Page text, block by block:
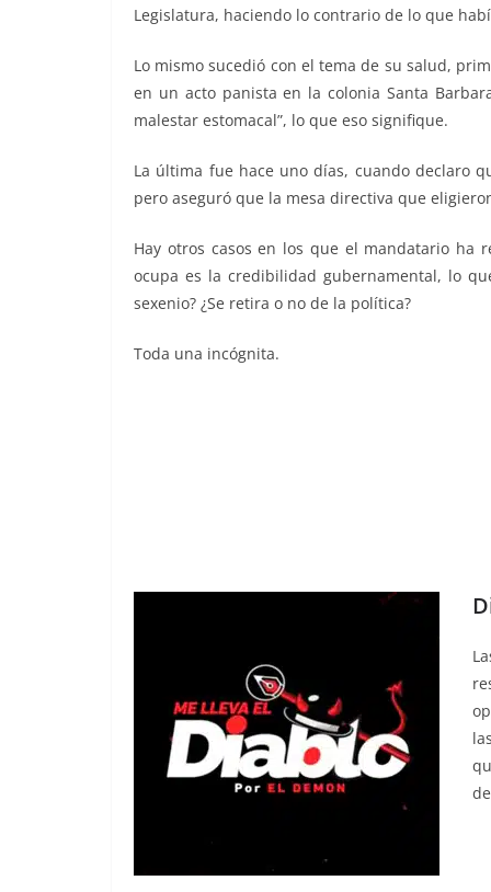
Legislatura, haciendo lo contrario de lo que
Lo mismo sucedió con el tema de su salud,
en un acto panista en la colonia Santa
malestar estomacal”, lo que eso signifique.
La última fue hace uno días, cuando declaro
pero aseguró que la mesa directiva que
Hay otros casos en los que el mandatario ha
ocupa es la credibilidad gubernamental, lo
sexenio? ¿Se retira o no de la política?
Toda una incógnita.